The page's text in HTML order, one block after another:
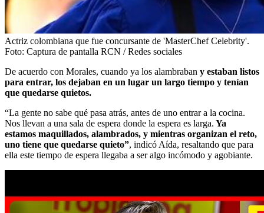
Actriz colombiana que fue concursante de 'MasterChef Celebrity'.
Foto: Captura de pantalla RCN / Redes sociales
De acuerdo con Morales, cuando ya los alambraban y estaban listos
para entrar, los dejaban en un lugar un largo tiempo y tenían
que quedarse quietos.
“La gente no sabe qué pasa atrás, antes de uno entrar a la cocina.
Nos llevan a una sala de espera donde la espera es larga. Ya
estamos maquillados, alambrados, y mientras organizan el reto,
uno tiene que quedarse quieto”, indicó Aída, resaltando que para
ella este tiempo de espera llegaba a ser algo incómodo y agobiante.